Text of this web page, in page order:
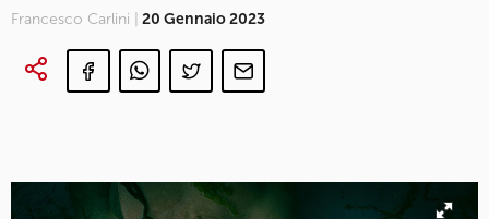
Francesco Carlini | 20 Gennaio 2023